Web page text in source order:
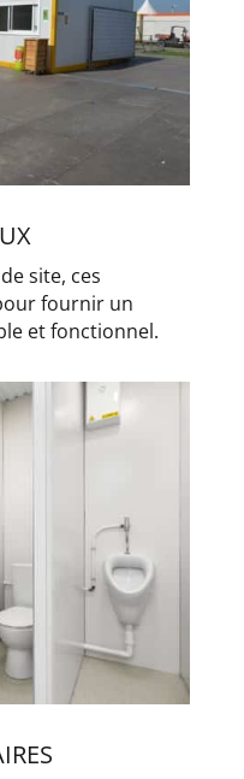
site, ces
fournir un
et fonctionnel.